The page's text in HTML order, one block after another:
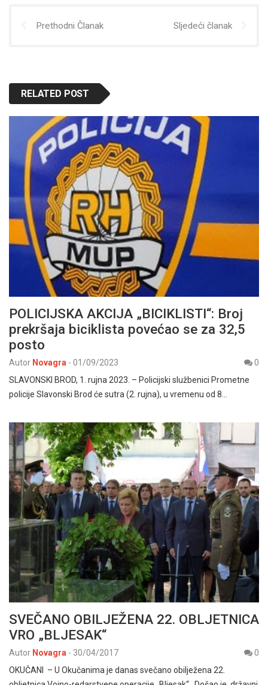
Prethodni Članak Sljedeći članak
RELATED POST
POLICIJSKA AKCIJA „BICIKLISTI“: Broj
prekršaja biciklista povećao se za 32,5
posto
Autor Novagra - 01/09/2023
0
SLAVONSKI BROD, 1. rujna 2023. – Policijski službenici Prometne
policije Slavonski Brod će sutra (2. rujna), u vremenu od 8…
SVEČANO OBILJEŽENA 22. OBLJETNICA
VRO „BLJESAK“
Autor Novagra - 30/04/2017
0
OKUČANI – U Okučanima je danas svečano obilježena 22.